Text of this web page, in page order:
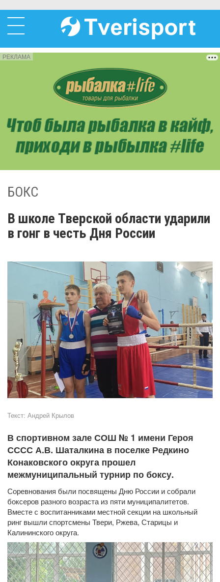
РЕКЛАМА
БОКС
В школе Тверской области ударили
в гонг в честь Дня России
Текст: Андрей Крылов
В спортивном зале СОШ № 1 имени Героя
СССС А.В. Шаталкина в поселке Редкино
Конаковского округа прошел
межмуниципальный турнир по боксу.
Соревнования были посвящены Дню России и собрали
боксеров разного возраста из пяти муниципалитетов.
Вместе с воспитанниками местной секции на школьный
ринг вышли спортсмены Твери, Ржева, Старицы и
Калининского округа.